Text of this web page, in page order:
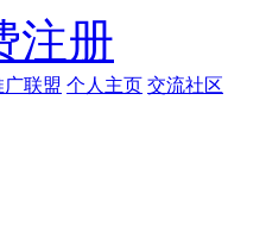
注册
广联盟 个人主页 交流社区